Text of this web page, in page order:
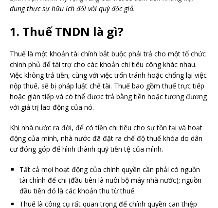
dung thực sự hữu ích đối với quý độc giả.
1. Thuế TNDN là gì?
Thuế là một khoản tài chính bắt buộc phải trả cho một tổ chức
chính phủ để tài trợ cho các khoản chi tiêu công khác nhau.
Việc không trả tiền, cùng với việc trốn tránh hoặc chống lại việc
nộp thuế, sẽ bị pháp luật chế tài. Thuế bao gồm thuế trực tiếp
hoặc gián tiếp và có thể được trả bằng tiền hoặc tương đương
với giá trị lao động của nó.
Khi nhà nước ra đời, để có tiền chi tiêu cho sự tồn tại và hoạt
động của mình, nhà nước đã đặt ra chế độ thuế khóa do dân
cư đóng góp để hình thành quỹ tiền tệ của mình.
Tất cả mọi hoạt động của chính quyền cần phải có nguồn
tài chính để chi (đầu tiên là nuôi bộ máy nhà nước); nguồn
đầu tiên đó là các khoản thu từ thuế.
Thuế là công cụ rất quan trọng để chính quyền can thiệp